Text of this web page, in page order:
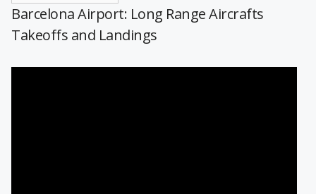
Barcelona Airport: Long Range Aircrafts
Takeoffs and Landings